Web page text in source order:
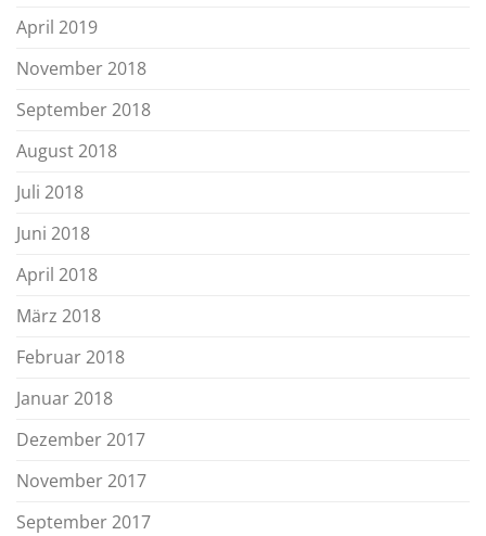
April 2019
November 2018
September 2018
August 2018
Juli 2018
Juni 2018
April 2018
März 2018
Februar 2018
Januar 2018
Dezember 2017
November 2017
September 2017